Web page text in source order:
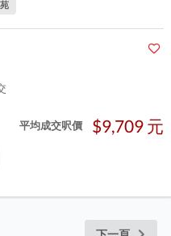
平均成交呎價
$9,709 元